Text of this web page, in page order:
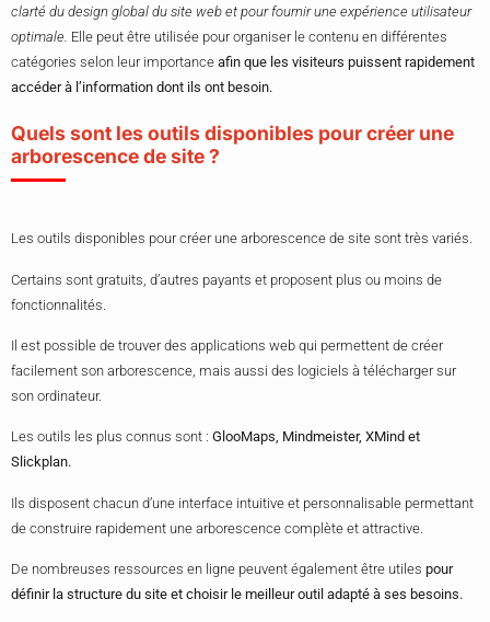
clarté du design global du site web et pour fournir une expérience utilisateur
optimale. Elle peut être utilisée pour organiser le contenu en différentes
catégories selon leur importance afin que les visiteurs puissent rapidement
accéder à l’information dont ils ont besoin.
Quels sont les outils disponibles pour créer une
arborescence de site ?
Les outils disponibles pour créer une arborescence de site sont très variés.
Certains sont gratuits, d’autres payants et proposent plus ou moins de
fonctionnalités.
Il est possible de trouver des applications web qui permettent de créer
facilement son arborescence, mais aussi des logiciels à télécharger sur
son ordinateur.
Les outils les plus connus sont : GlooMaps, Mindmeister, XMind et
Slickplan.
Ils disposent chacun d’une interface intuitive et personnalisable permettant
de construire rapidement une arborescence complète et attractive.
De nombreuses ressources en ligne peuvent également être utiles pour
définir la structure du site et choisir le meilleur outil adapté à ses besoins.